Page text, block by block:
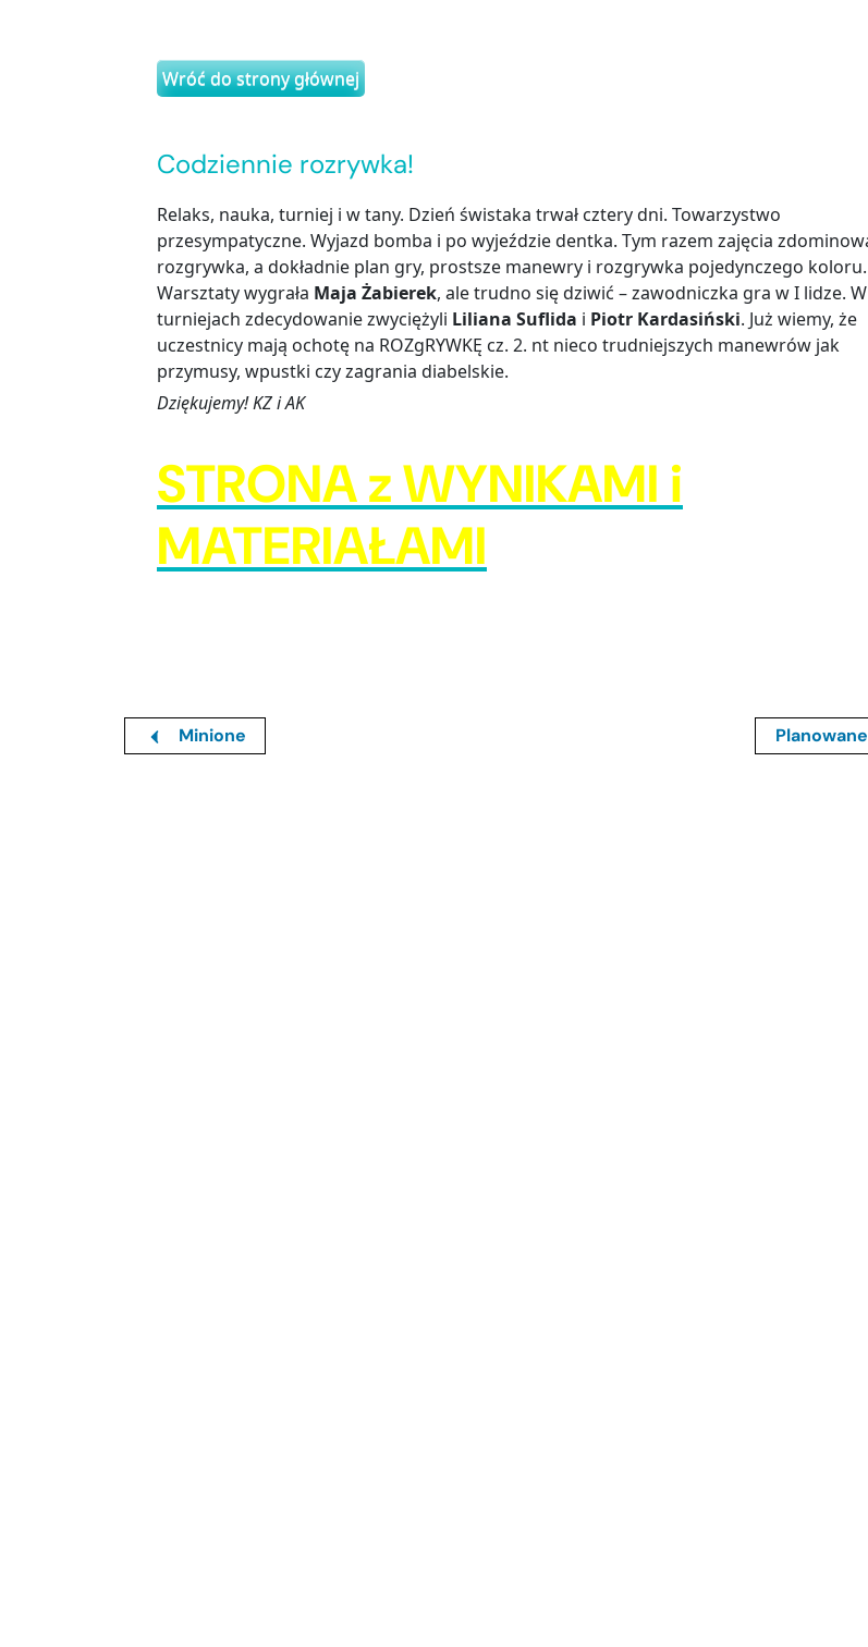
Wróć do strony głównej
Codziennie rozrywka!
Relaks, nauka, turniej i w tany. Dzień świstaka trwał cztery dni. Towarzystwo
przesympatyczne. Wyjazd bomba i po wyjeździe dentka. Tym razem zajęcia
rozgrywka, a dokładnie plan gry, prostsze manewry i rozgrywka pojedynczego koloru.
Warsztaty wygrała Maja Żabierek, ale trudno się dziwić – zawodniczka gra w I lidze. W
turniejach zdecydowanie zwyciężyli Liliana Suflida i Piotr Kardasiński. Już wiemy, że
uczestnicy mają ochotę na ROZgRYWKĘ cz. 2. nt nieco trudniejszych manewrów jak
przymusy, wpustki czy zagrania diabelskie.
Dziękujemy! KZ i AK
STRONA z WYNIKAMI i
MATERIAŁAMI
Minione Planowane